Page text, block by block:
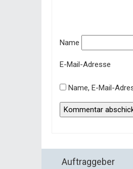
Name
E-Mail-Adresse
Name, E-Mail-
Auftraggeber